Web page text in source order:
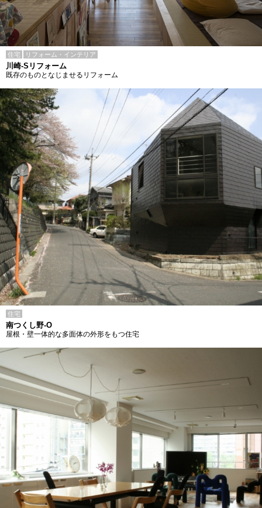
住宅 リフォーム・インテリア
川崎-Sリフォーム
既存のものとなじませるリフォーム
住宅
南つくし野-O
屋根・壁一体的な多面体の外形をもつ住宅